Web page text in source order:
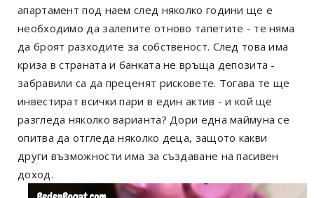
апартамент под наем след няколко години ще е
необходимо да залепите отново тапетите - те няма
да броят разходите за собственост. След това има
криза в страната и банката не връща депозита -
забравили са да преценят рисковете. Тогава те ще
инвестират всички пари в един актив - и кой ще
разгледа няколко варианта? Дори една маймуна се
опитва да отгледа няколко деца, защото какви
други възможности има за създаване на пасивен
доход.